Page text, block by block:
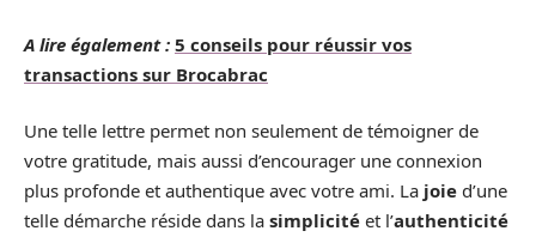
A lire également : 5 conseils pour réussir vos
transactions sur Brocabrac
Une telle lettre permet non seulement de témoigner de
votre gratitude, mais aussi d’encourager une connexion
plus profonde et authentique avec votre ami. La joie d’une
telle démarche réside dans la simplicité et l’authenticité